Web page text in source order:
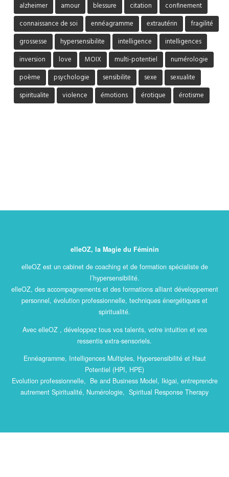
alzheimer amour blessure citation
confinement
connaissance de soi
ennéagramme extrautérin
fragilité
grossesse
hypersensibilite intelligence
intelligences
inversion
love MOIX multi-potentiel
numérologie
poème
psychologie sensibilite sexe
sexualite
spiritualite
violence émotions érotique érotisme
elleOZ, la Magie du Féminin
elleOZ est un cabinet de coaching et de formation spécialiste de
l’hypersensibilité.
elleOZ, des accompagnements et des formations alliant développement
personnel, évolution professionnelle, techniques énergétiques et
spiritualité.
Avec elleOZ , développez tous vos talents, votre intuition et vos
ressentis extra-sensoriels.
Ennéagramme, Intelligences Multiples, Hypersensibilité et Haut
Potentiel (HPI, HPE)
Evolution professionnelle, Be and Business Model, Ikigai, entreprendre
autrement Spiritualité, Numérologie, Spiritual Response Therapy